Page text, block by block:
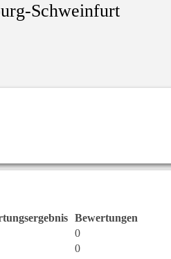
Schweinfurt
Bewertungen
0
0